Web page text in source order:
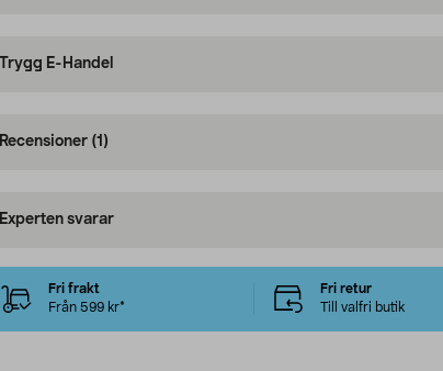
Trygg E-Handel
Recensioner (1)
Experten svarar
Fri frakt
Från 599 kr*
Fri retur
Till valfri butik